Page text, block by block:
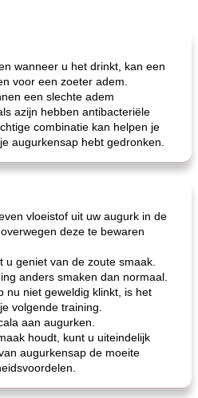
wanneer u het drinkt, kan een
voor een zoeter adem.
een slechte adem
azijn hebben antibacteriële
combinatie kan helpen je
augurkensap hebt gedronken.
vloeistof uit uw augurk in de
deze te bewaren
u geniet van de zoute smaak.
anders smaken dan normaal.
nu niet geweldig klinkt, is het
volgende training.
aan augurken.
houdt, kunt u uiteindelijk
augurkensap de moeite